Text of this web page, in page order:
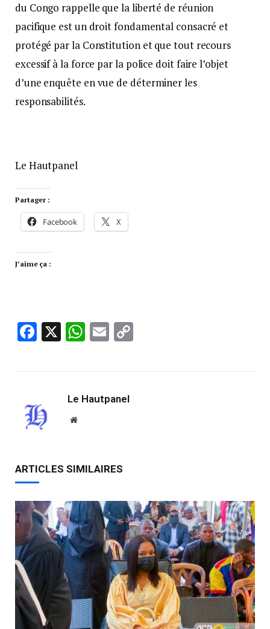
du Congo rappelle que la liberté de réunion
pacifique est un droit fondamental consacré et
protégé par la Constitution et que tout recours
excessif à la force par la police doit faire l’objet
d’une enquête en vue de déterminer les
responsabilités.
Le Hautpanel
Partager :
Facebook X
J’aime ça :
Facebook
X WhatsApp
Email
Le Hautpanel
Website
ARTICLES SIMILAIRES